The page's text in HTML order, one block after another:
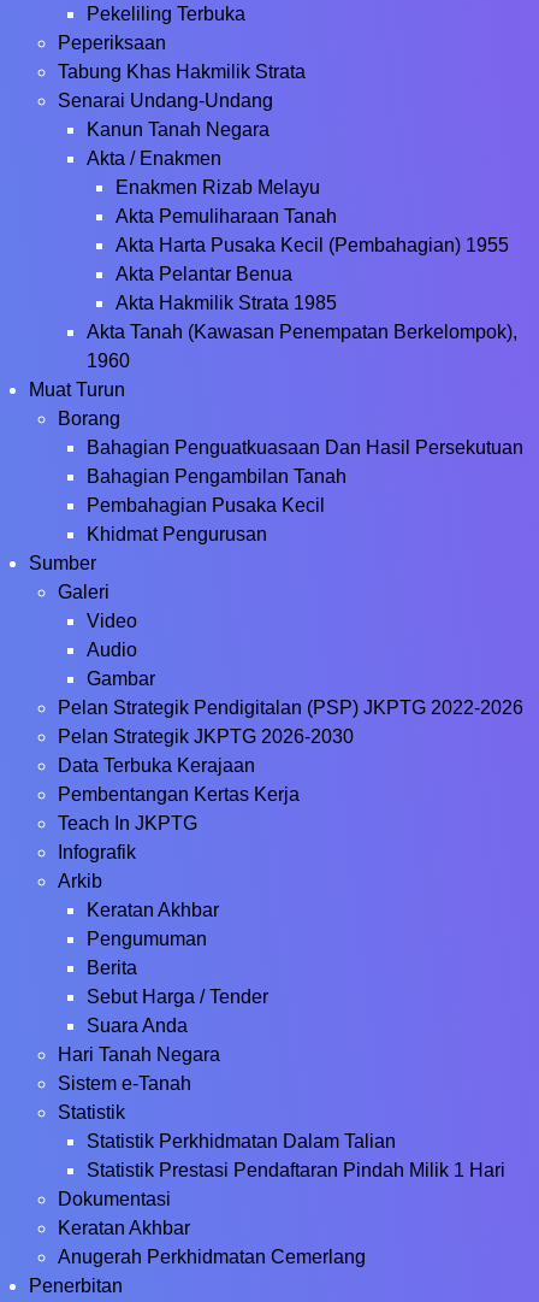
Pekeliling Terbuka
Peperiksaan
Tabung Khas Hakmilik Strata
Senarai Undang-Undang
Kanun Tanah Negara
Akta / Enakmen
Enakmen Rizab Melayu
Akta Pemuliharaan Tanah
Akta Harta Pusaka Kecil (Pembahagian) 1955
Akta Pelantar Benua
Akta Hakmilik Strata 1985
Akta Tanah (Kawasan Penempatan Berkelompok),
1960
Muat Turun
Borang
Bahagian Penguatkuasaan Dan Hasil Persekutuan
Bahagian Pengambilan Tanah
Pembahagian Pusaka Kecil
Khidmat Pengurusan
Sumber
Galeri
Video
Audio
Gambar
Pelan Strategik Pendigitalan (PSP) JKPTG 2022-2026
Pelan Strategik JKPTG 2026-2030
Data Terbuka Kerajaan
Pembentangan Kertas Kerja
Teach In JKPTG
Infografik
Arkib
Keratan Akhbar
Pengumuman
Berita
Sebut Harga / Tender
Suara Anda
Hari Tanah Negara
Sistem e-Tanah
Statistik
Statistik Perkhidmatan Dalam Talian
Statistik Prestasi Pendaftaran Pindah Milik 1 Hari
Dokumentasi
Keratan Akhbar
Anugerah Perkhidmatan Cemerlang
Penerbitan